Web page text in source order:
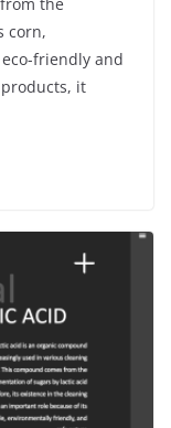
corn,
friendly and
it